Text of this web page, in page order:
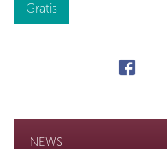
Gratis
NEWS